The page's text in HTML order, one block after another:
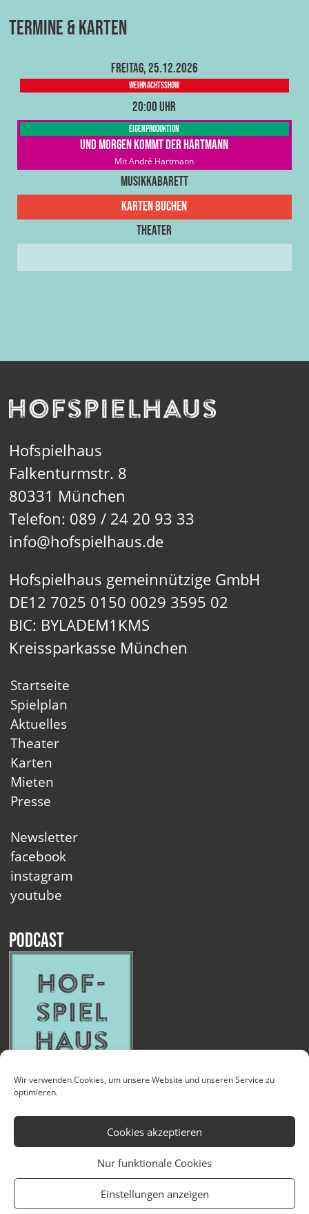
Wir verwenden Cookies, um unsere Website und unseren Service zu
optimieren.
Cookies akzeptieren
Nur funktionale Cookies
Einstellungen anzeigen
Termine & Karten
Freitag, 25.12.2026
Weihnachtsshow
20:00 Uhr
Eigenproduktion
Und morgen kommt der Hartmann
Mit André Hartmann
Musikkabarett
Karten buchen
Theater
Hofspielhaus
Falkenturmstr. 8
80331 München
Telefon: 089 / 24 20 93 33
info@hofspielhaus.de
Hofspielhaus gemeinnützige GmbH
DE12 7025 0150 0029 3595 02
BIC: BYLADEM1KMS
Kreissparkasse München
Startseite
Spielplan
Aktuelles
Theater
Karten
Mieten
Presse
Newsletter
facebook
instagram
youtube
Podcast
Kontakt Newsletter Datenschutzerklärung Impressum